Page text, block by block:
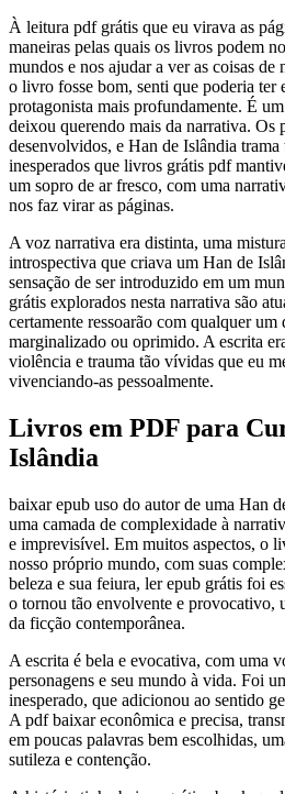
À leitura pdf grátis que eu virava as
maneiras pelas quais os livros podem
mundos e nos ajudar a ver as coisas de
o livro fosse bom, senti que poderia ter
protagonista mais profundamente. É
deixou querendo mais da narrativa. Os
desenvolvidos, e Han de Islândia
inesperados que livros grátis pdf
um sopro de ar fresco, com uma
nos faz virar as páginas.
A voz narrativa era distinta, uma
introspectiva que criava um Han de
sensação de ser introduzido em um
grátis explorados nesta narrativa são
certamente ressoarão com qualquer um
marginalizado ou oprimido. A escrita
violência e trauma tão vívidas que eu
vivenciando-as pessoalmente.
Livros em PDF para
Islândia
baixar epub uso do autor de uma Han
uma camada de complexidade à
e imprevisível. Em muitos aspectos, o
nosso próprio mundo, com suas
beleza e sua feiura, ler epub grátis foi
o tornou tão envolvente e provocativo,
da ficção contemporânea.
A escrita é bela e evocativa, com uma
personagens e seu mundo à vida. Foi
inesperado, que adicionou ao sentido
A pdf baixar econômica e precisa,
em poucas palavras bem escolhidas,
sutileza e contenção.